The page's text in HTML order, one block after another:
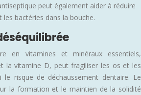
peut également aider à réduire
les bactéries dans la bouche.
en vitamines et minéraux essentiels,
la vitamine D, peut fragiliser les os et les
le risque de déchaussement dentaire. Le
la formation et le maintien de la solidité